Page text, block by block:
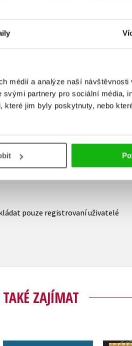
médií a analýze naší
partnery pro sociální média,
jim byly poskytnuty, nebo
pouze registrovaní uživatelé
ZAJÍMAT